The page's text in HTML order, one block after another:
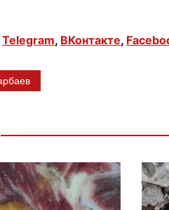
Telegram, ВКонтакте,